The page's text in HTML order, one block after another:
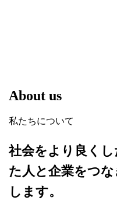
About us
私たちについて
社会をより良くし
た人と企業をつな
します。